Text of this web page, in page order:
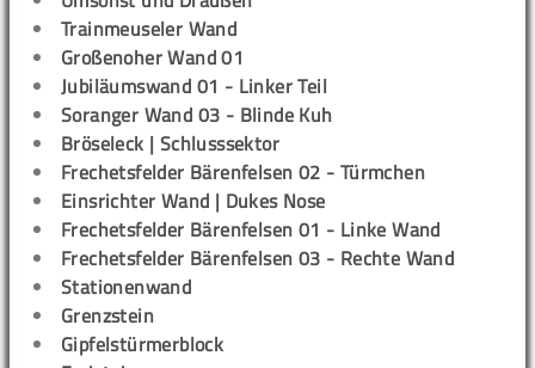
Trainmeuseler Wand
Großenoher Wand 01
Jubiläumswand 01 - Linker Teil
Soranger Wand 03 - Blinde Kuh
Bröseleck | Schlusssektor
Frechetsfelder Bärenfelsen 02 - Türmchen
Einsrichter Wand | Dukes Nose
Frechetsfelder Bärenfelsen 01 - Linke Wand
Frechetsfelder Bärenfelsen 03 - Rechte Wand
Stationenwand
Grenzstein
Gipfelstürmerblock